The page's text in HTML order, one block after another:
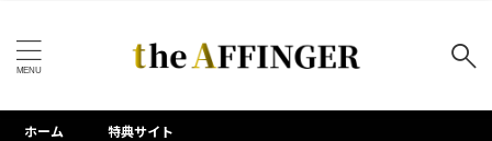
キーワードで検索する
ホーム 特典サイト